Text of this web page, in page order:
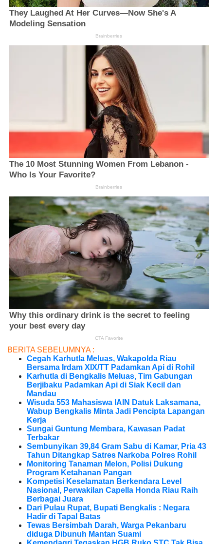
BERITA SEBELUMNYA :
Cegah Karhutla Meluas, Wakapolda Riau
Bersama Irdam XIX/TT Padamkan Api di Rohil
Karhutla di Bengkalis Meluas, Tim Gabungan
Berjibaku Padamkan Api di Siak Kecil dan
Mandau
Wisuda 553 Mahasiswa IAIN Datuk Laksamana,
Wabup Bengkalis Minta Jadi Pencipta Lapangan
Kerja
Sungai Guntung Membara, Kawasan Padat
Terbakar
Sembunyikan 39,84 Gram Sabu di Kamar, Pria 43
Tahun Ditangkap Satres Narkoba Polres Rohil
Monitoring Tanaman Melon, Polisi Dukung
Program Ketahanan Pangan
Kompetisi Keselamatan Berkendara Level
Nasional, Perwakilan Capella Honda Riau Raih
Berbagai Juara
Dari Pulau Rupat, Bupati Bengkalis : Negara
Hadir di Tapal Batas
Tewas Bersimbah Darah, Warga Pekanbaru
diduga Dibunuh Mantan Suami